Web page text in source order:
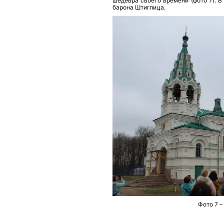
барона Штиглица.
Фото 7